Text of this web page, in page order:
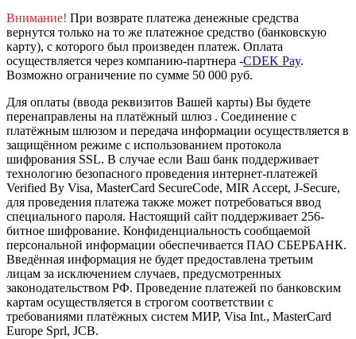
Внимание! При возврате платежа денежные средства
вернутся только на то же платежное средство (банковскую
карту), с которого был произведен платеж. Оплата
осуществляется через компанию-партнера -CDEK Pay.
Возможно ограничение по сумме 50 000 руб.
Для оплаты (ввода реквизитов Вашей карты) Вы будете
перенаправлены на платёжный шлюз . Соединение с
платёжным шлюзом и передача информации осуществляется в
защищённом режиме с использованием протокола
шифрования SSL. В случае если Ваш банк поддерживает
технологию безопасного проведения интернет-платежей
Verified By Visa, MasterCard SecureCode, MIR Accept, J-Secure,
для проведения платежа также может потребоваться ввод
специального пароля. Настоящий сайт поддерживает 256-
битное шифрование. Конфиденциальность сообщаемой
персональной информации обеспечивается ПАО СБЕРБАНК.
Введённая информация не будет предоставлена третьим
лицам за исключением случаев, предусмотренных
законодательством РФ. Проведение платежей по банковским
картам осуществляется в строгом соответствии с
требованиями платёжных систем МИР, Visa Int., MasterCard
Europe Sprl, JCB.